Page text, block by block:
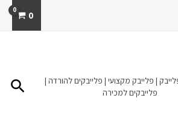
0
| פלייבק מקצועי | פלייבקים להורדה |
פלייבקים למכירה